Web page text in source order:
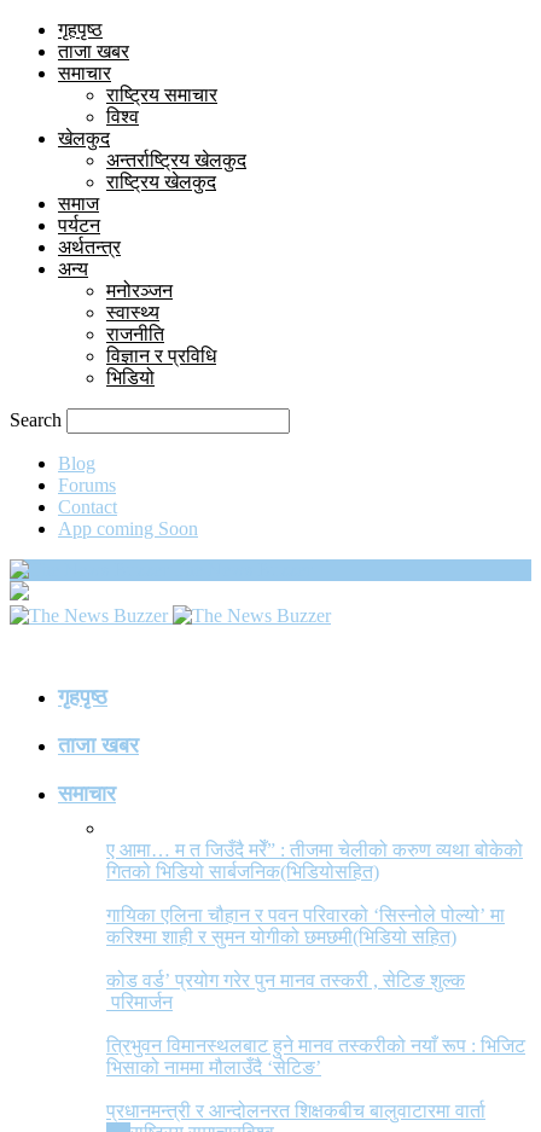
गृहपृष्ठ
ताजा खबर
समाचार
राष्ट्रिय समाचार
विश्व
खेलकुद
अन्तर्राष्ट्रिय खेलकुद
राष्ट्रिय खेलकुद
समाज
पर्यटन
अर्थतन्त्र
अन्य
मनोरञ्जन
स्वास्थ्य
राजनीति
विज्ञान र प्रविधि
भिडियो
Search
Blog
Forums
Contact
App coming Soon
गृहपृष्ठ
ताजा खबर
समाचार
ए आमा… म त जिउँदै मरेँ” : तीजमा चेलीको करुण व्यथा बोकेको
गितको भिडियो सार्बजनिक(भिडियोसहित)
गायिका एलिना चौहान र पवन परिवारको ‘सिस्नोले पोल्यो’ मा
करिश्मा शाही र सुमन योगीको छमछमी(भिडियो सहित)
कोड वर्ड’ प्रयोग गरेर पुन मानव तस्करी , सेटिङ शुल्क
परिमार्जन
त्रिभुवन विमानस्थलबाट हुने मानव तस्करीको नयाँ रूप : भिजिट
भिसाको नाममा मौलाउँदै ‘सेटिङ’
प्रधानमन्त्री र आन्दोलनरत शिक्षकबीच बालुवाटारमा वार्ता